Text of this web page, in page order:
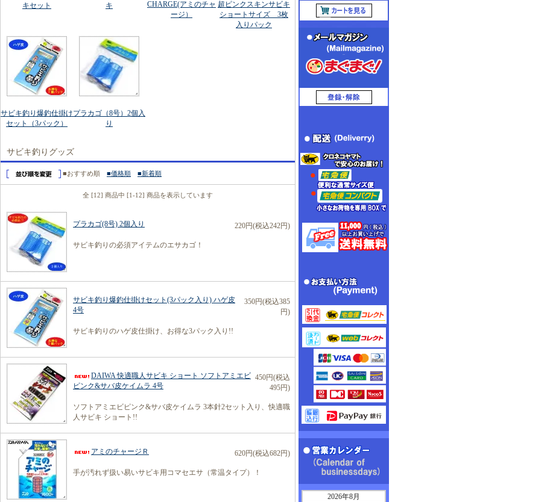
キセット キ
CHARGE(アミのチャ
ージ）
超ピンクスキンサビキ
ショートサイズ 3枚
入りパック
サビキ釣り爆釣仕掛け
セット（3パック）
プラカゴ（8号）2個入
り
サビキ釣りグッズ
■おすすめ順 ■価格順 ■新着順
全 [12] 商品中 [1-12] 商品を表示しています
プラカゴ(8号) 2個入り 220円(税込242円)
サビキ釣りの必須アイテムのエサカゴ！
サビキ釣り爆釣仕掛けセット(3パック入り) ハゲ皮
4号
350円(税込385
円)
サビキ釣りのハゲ皮仕掛け、お得な3パック入り!!
DAIWA 快適職人サビキ ショート ソフトアミエビ
ピンク&サバ皮ケイムラ 4号
450円(税込
495円)
ソフトアミエビピンク&サバ皮ケイムラ 3本針2セット入り、快適職
人サビキ ショート!!
アミのチャージＲ 620円(税込682円)
手が汚れず扱い易いサビキ用コマセエサ（常温タイプ）！
2026年8月